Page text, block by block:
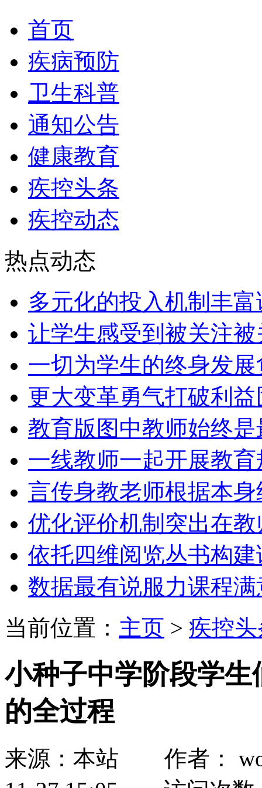
首页
疾病预防
卫生科普
通知公告
健康教育
疾控头条
疾控动态
热点动态
多元化的投入机制丰富
让学生感受到被关注被
一切为学生的终身发展
更大变革勇气打破利益
教育版图中教师始终是
一线教师一起开展教育
言传身教老师根据本身
优化评价机制突出在教
依托四维阅览丛书构建
数据最有说服力课程满
当前位置： 主页 > 疾控
小种子中学阶段学
的全过程
来源：本站 作者：